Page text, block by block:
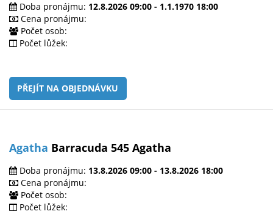
Doba pronájmu: 12.8.2026 09:00 - 1.1.1970 18:00
Cena pronájmu:
Počet osob:
Počet lůžek:
PŘEJÍT NA OBJEDNÁVKU
Agatha Barracuda 545 Agatha
Doba pronájmu: 13.8.2026 09:00 - 13.8.2026 18:00
Cena pronájmu:
Počet osob:
Počet lůžek: